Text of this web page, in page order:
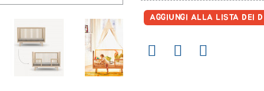

AGGIUNGI ALLA LISTA DEI